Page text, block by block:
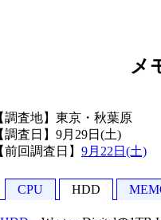
メ
調査地】東京・秋葉原
調査日】9月29日(土)
前回調査日】 9月22日(土)
CPU HDD